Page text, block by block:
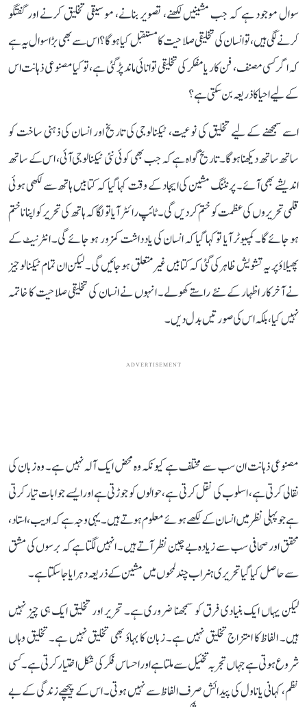
سوال موجود ہے کہ جب مشینیں لکھنے، تصویر بنانے، موسیقی تخلیق کرنے اور گفتگو
کرنے لگی ہیں، تو انسان کی تخلیقی صلاحیت کا مستقبل کیا ہوگا؟ اس سے بھی بڑا سوال یہ ہے
کہ اگر کسی مصنف، فن کار یا مفکر کی تخلیقی توانائی ماند پڑ گئی ہے، تو کیا مصنوعی ذہانت اس
کے لیے احیا کا ذریعہ بن سکتی ہے؟
اسے سمجھنے کے لیے تخلیق کی نوعیت، ٹیکنالوجی کی تاریخ اور انسان کی ذہنی ساخت کو
ساتھ ساتھ دیکھنا ہوگا۔ تاریخ گواہ ہے کہ جب بھی کوئی نئی ٹیکنالوجی آئی، اس کے ساتھ
اندیشے بھی آئے۔ پرنٹنگ مشین کی ایجاد کے وقت کہا گیا کہ کتابیں ہاتھ سے لکھی ہوئی
قلمی تحریروں کی عظمت کو ختم کر دیں گی۔ ٹائپ رائٹر آیا تو لگا کہ ہاتھ کی تحریر کو اپنانا ختم
ہو جائے گا۔ کمپیوٹر آیا تو کہا گیا کہ انسان کی یادداشت کمزور ہو جائے گی۔ انٹرنیٹ کے
پھیلاؤ پر یہ تشویش ظاہر کی گئی کہ کتابیں غیر متعلق ہو جائیں گی۔ لیکن ان تمام ٹیکنالوجیز
نے آخرکار اظہار کے نئے راستے کھولے۔ انہوں نے انسان کی تخلیقی صلاحیت کا خاتمہ
نہیں کیا، بلکہ اس کی صورتیں بدل دیں۔
ADVERTISEMENT
مصنوعی ذہانت ان سب سے مختلف ہے کیونکہ وہ محض ایک آلہ نہیں ہے۔ وہ زبان کی
نقالی کرتی ہے، اسلوب کی نقل کرتی ہے، حوالوں کو جوڑتی ہے اور ایسے جوابات تیار کرتی
ہے جو پہلی نظر میں انسان کے لکھے ہوئے معلوم ہوتے ہیں۔ یہی وجہ ہے کہ ادیب، استاد،
محقق اور صحافی سب سے زیادہ بے چین نظر آتے ہیں۔ انہیں لگتا ہے کہ برسوں کی مشق
سے حاصل کیا گیا تحریری ہنر اب چند لمحوں میں مشین کے ذریعہ دہرایا جا سکتا ہے۔
لیکن یہاں ایک بنیادی فرق کو سمجھنا ضروری ہے۔ تحریر اور تخلیق ایک ہی چیز نہیں
ہیں۔ الفاظ کا امتزاج تخلیق نہیں ہے۔ زبان کا بہاؤ بھی تخلیق نہیں ہے۔ تخلیق وہاں
شروع ہوتی ہے جہاں تجربہ تخئیل سے ملتا ہے اور احساس فکر کی شکل اختیار کرتی ہے۔ کسی
نظم، کہانی یا ناول کی پیدائش صرف الفاظ سے نہیں ہوتی۔ اس کے پیچھے زندگی کے بے